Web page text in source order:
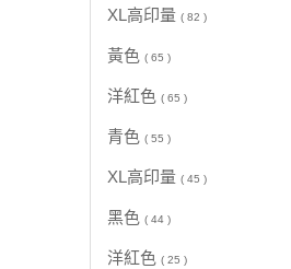
XL高印量 ( 82 )
黃色 ( 65 )
洋紅色 ( 65 )
青色 ( 55 )
XL高印量 ( 45 )
黑色 ( 44 )
洋紅色 ( 25 )